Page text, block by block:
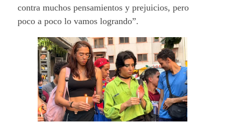
contra muchos pensamientos y prejuicios, pero
poco a poco lo vamos logrando”.